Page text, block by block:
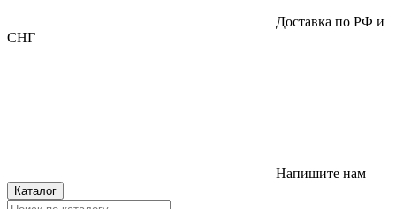
Доставка по РФ и
СНГ
Напишите нам
Каталог